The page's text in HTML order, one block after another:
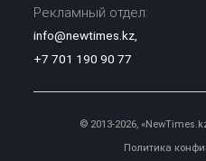
Рекламный отдел:
info@newtimes.kz,
+7 701 190 90 77
© 2013-2026,
Политика